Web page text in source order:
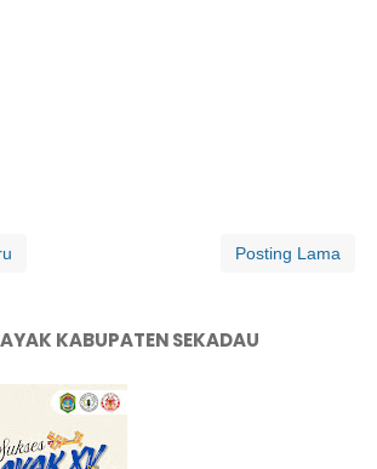
Posting Lama
KABUPATEN SEKADAU